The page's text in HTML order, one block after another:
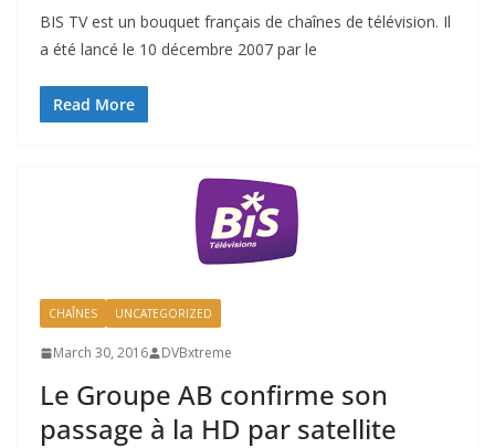
BIS TV est un bouquet français de chaînes de télévision. Il
a été lancé le 10 décembre 2007 par le
Read More
CHAÎNES UNCATEGORIZED
March 30, 2016 DVBxtreme
Le Groupe AB confirme son
passage à la HD par satellite